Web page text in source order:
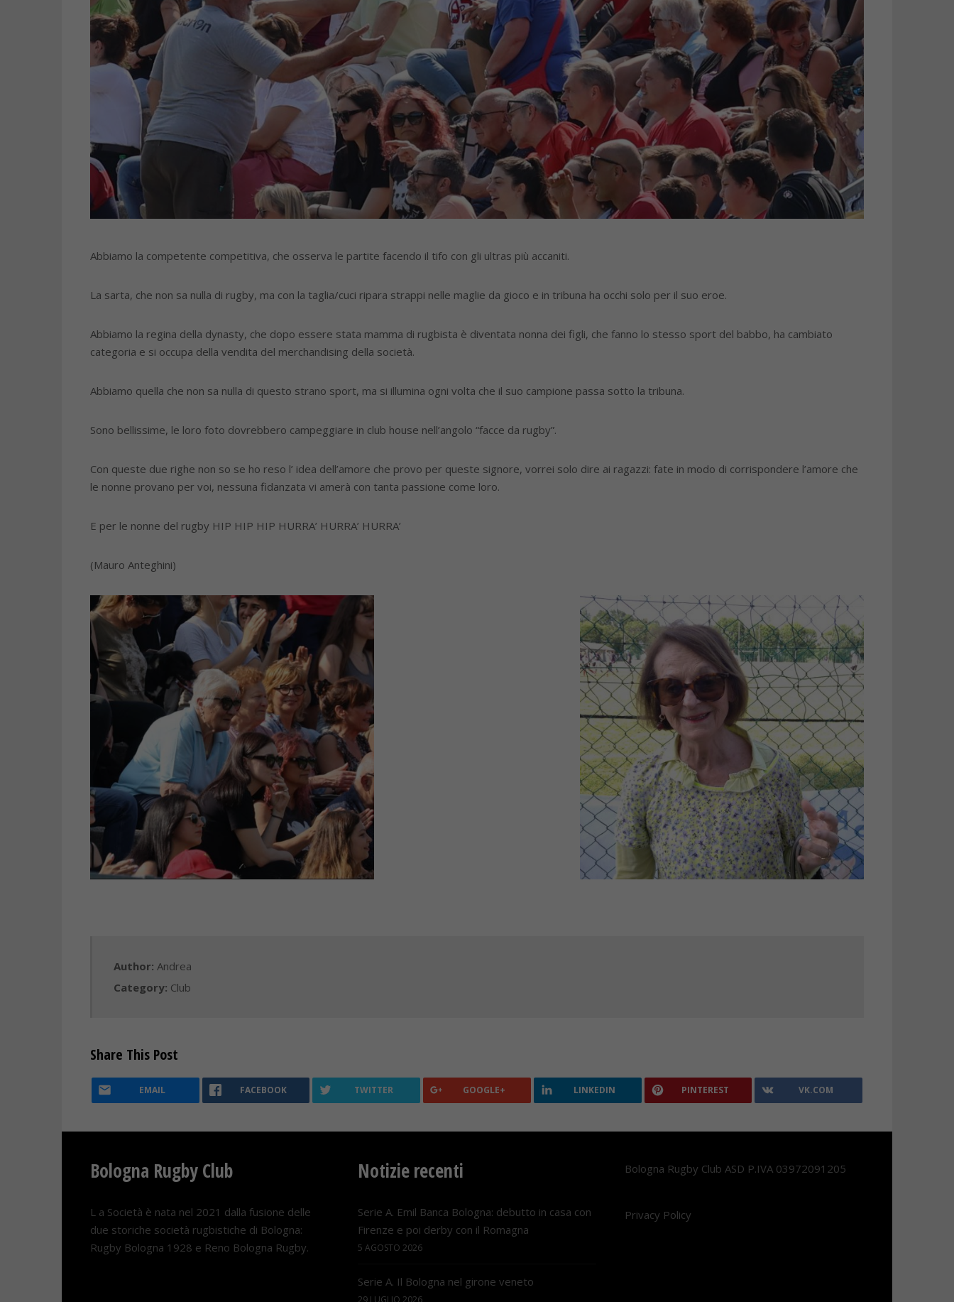
Abbiamo la competente competitiva, che osserva le partite facendo il tifo con gli ultras più accaniti.
La sarta, che non sa nulla di rugby, ma con la taglia/cuci ripara strappi nelle maglie da gioco e in tribuna ha occhi solo per il suo eroe.
Abbiamo la regina della dynasty, che dopo essere stata mamma di rugbista è diventata nonna dei figli, che fanno lo stesso sport del babbo, ha cambiato
categoria e si occupa della vendita del merchandising della società.
Abbiamo quella che non sa nulla di questo strano sport, ma si illumina ogni volta che il suo campione passa sotto la tribuna.
Sono bellissime, le loro foto dovrebbero campeggiare in club house nell’angolo “facce da rugby”.
Con queste due righe non so se ho reso l’ idea dell’amore che provo per queste signore, vorrei solo dire ai ragazzi: fate in modo di corrispondere l’amore che
le nonne provano per voi, nessuna fidanzata vi amerà con tanta passione come loro.
E per le nonne del rugby HIP HIP HIP HURRA’ HURRA’ HURRA’
(Mauro Anteghini)
Author: Andrea
Category: Club
Share This Post
EMAIL FACEBOOK TWITTER GOOGLE+ LINKEDIN PINTEREST VK.COM
Bologna Rugby Club
L a Società è nata nel 2021 dalla fusione delle
due storiche società rugbistiche di Bologna:
Rugby Bologna 1928 e Reno Bologna Rugby.
Notizie recenti
Serie A. Emil Banca Bologna: debutto in casa con
Firenze e poi derby con il Romagna
5 AGOSTO 2026
Serie A. Il Bologna nel girone veneto
Bologna Rugby Club ASD P.IVA 03972091205
Privacy Policy